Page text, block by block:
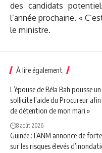
des candidats
l’année prochaine. «
le ministre.
À lire également
L’épouse de Béla Bah pousse
sollicite l’aide du Procureur
de détention de mon mari »
8 août 2026
Guinée : l’ANM annonce de
sur les risques élevés